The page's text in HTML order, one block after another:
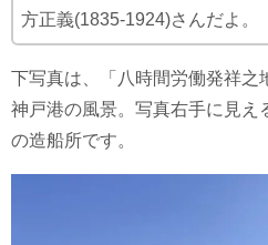
方正義(1835-1924)さんだよ。
下写真は、「八時間労働発祥之
神戸港の風景。写真右手に見え
の造船所です。